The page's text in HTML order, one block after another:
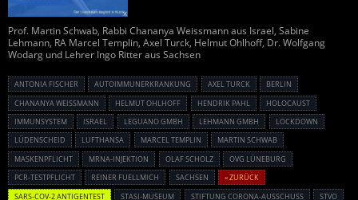
Prof. Martin Schwab, Rabbi Chananya Weissmann aus Israel, Sabine
Lehmann, RA Marcel Templin, Axel Turck, Helmut Ohlhoff, Dr. Wolfgang
Wodarg und Lehrer Ingo Ritter aus Sachsen
ANTONIA FISCHER AUTOIMMUNERKRANKUNG AXEL TURCK
BERLIN
CHANANYA WEISSMANN
HELMUT OHLHOFF HENDRIK PAHL
HOLOCAUST
IMMUNSYSTEM
ISRAEL LEGUANO GMBH LEHMANN GMBH
LOCKDOWN
LÜDENSCHEID
LUFTHANSA MARCEL TEMPLIN
MARTIN SCHWAB
MASKENPFLICHT
MRNA-INJEKTION OLAF SCHOLZ
OVG LÜNEBURG
PCR-TESTPFLICHT
REINER FUELLMICH SACHSEN
« ZURÜCK
SARS-COV-2 ANTIGENTEST
STASI-MUSEUM STIFTUNG CORONA-AUSSCHUSS
STVO